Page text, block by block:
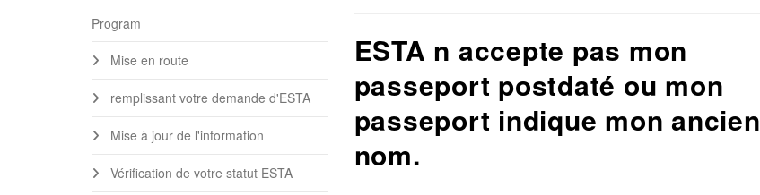
Program
Mise en route
remplissant votre demande d'ESTA
Mise à jour de l'information
Vérification de votre statut ESTA
ESTA n accepte pas mon
passeport postdaté ou mon
passeport indique mon ancien
nom.